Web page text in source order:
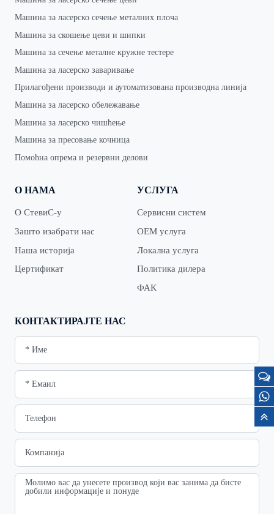
Машина за ласерско сечење металних плоча
Машина за скошење цеви и шипки
Машина за сечење металне кружне тестере
Машина за ласерско заваривање
Прилагођени производи и аутоматизована производна линија
Машина за ласерско обележавање
Машина за ласерско чишћење
Машина за пресовање кочница
Помоћна опрема и резервни делови
О НАМА
О СтевиС-у
Зашто изабрати нас
Наша историја
Цертификат
УСЛУГА
Сервисни систем
ОЕМ услуга
Локална услуга
Политика дилера
ФАК
КОНТАКТИРАЈТЕ НАС